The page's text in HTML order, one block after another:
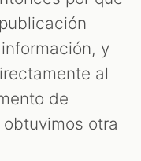
y
al
de
otra